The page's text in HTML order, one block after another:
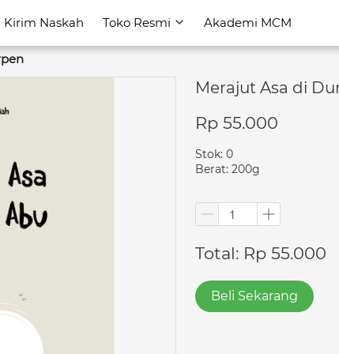
Kirim Naskah Toko Resmi Akademi MCM
Kirim Naskah Toko Resmi Akademi MCM
Merajut Asa di
Rp 55.000
Stok: 0
Berat: 200g
Total: Rp 55.000
`
Beli Sekarang